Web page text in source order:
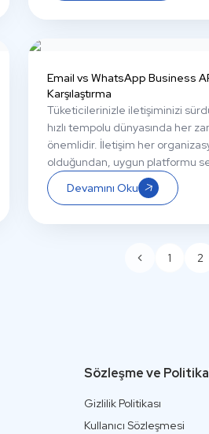
Email vs WhatsApp Business
Karşılaştırma
Tüketicilerinizle iletişiminizi
hızlı tempolu dünyasında her
önemlidir. İletişim her
olduğundan, uygun platformu
mutluluğunu ve marka
önemlidir. Peki çığır açan
dezavantajlarını ve özelliklerini
Devamını Oku
1 2
Sözleşme ve
Gizlilik Politikası
Kullanıcı Sözleşmesi